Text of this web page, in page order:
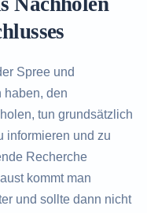
Spree und
haben, den
tun grundsätzlich
informieren und zu
Recherche
kommt man
und sollte dann nicht